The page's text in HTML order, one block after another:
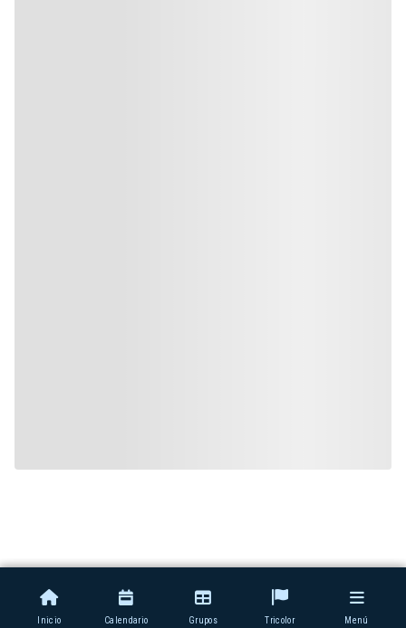
Inicio Calendario Grupos Tricolor Menú